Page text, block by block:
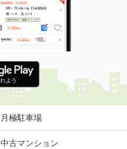
月極駐車場
中古マンション